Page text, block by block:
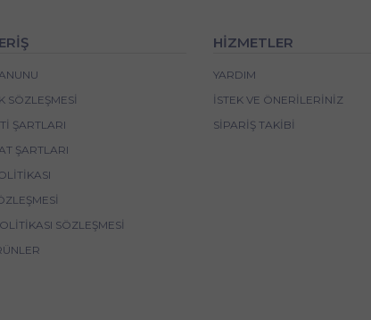
SÖZLEŞMESI
ŞARTLARI
ŞARTLARI
SÖZLEŞMESI
HİZMETLER
YARDIM
İSTEK VE ÖNERILERINIZ
SIPARIŞ TAKIBI